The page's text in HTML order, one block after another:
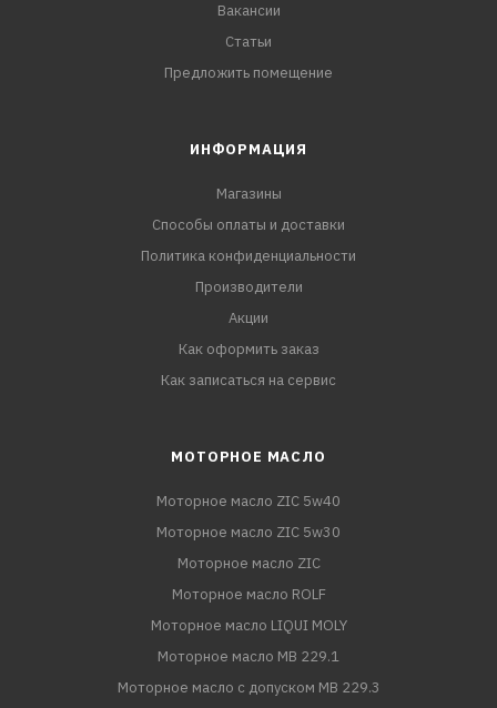
Вакансии
Статьи
Предложить помещение
ИНФОРМАЦИЯ
Магазины
Способы оплаты и доставки
Политика конфиденциальности
Производители
Акции
Как оформить заказ
Как записаться на сервис
МОТОРНОЕ МАСЛО
Моторное масло ZIC 5w40
Моторное масло ZIC 5w30
Моторное масло ZIC
Моторное масло ROLF
Моторное масло LIQUI MOLY
Моторное масло MB 229.1
Моторное масло с допуском MB 229.3